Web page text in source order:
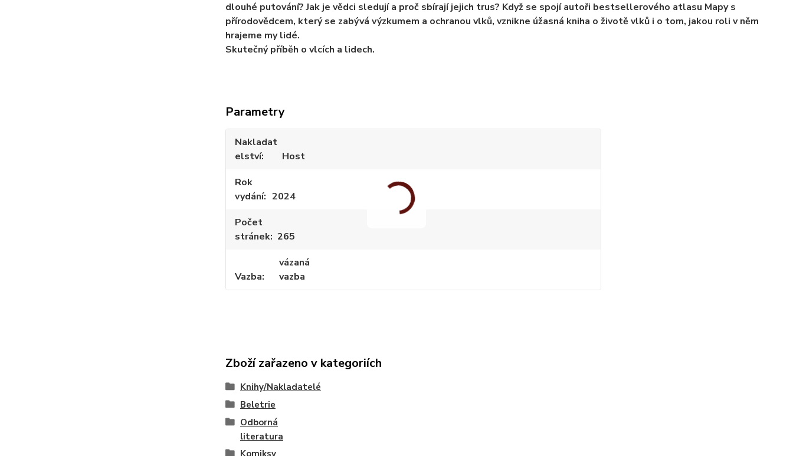
dlouhé putování? Jak je vědci sledují a proč sbírají jejich trus? Když se spojí autoři bestsellerového atlasu Mapy s
přírodovědcem, který se zabývá výzkumem a ochranou vlků, vznikne úžasná kniha o životě vlků i o tom, jakou roli v něm
hrajeme my lidé.
Skutečný příběh o vlcích a lidech.
Parametry
Nakladat
elství
Host
Rok
vydání
2024
Počet
stránek 265
Vazba
vázaná
vazba
Zboží zařazeno v kategoriích
Knihy/Nakladatelé
Beletrie
Odborná
literatura
Komiksy